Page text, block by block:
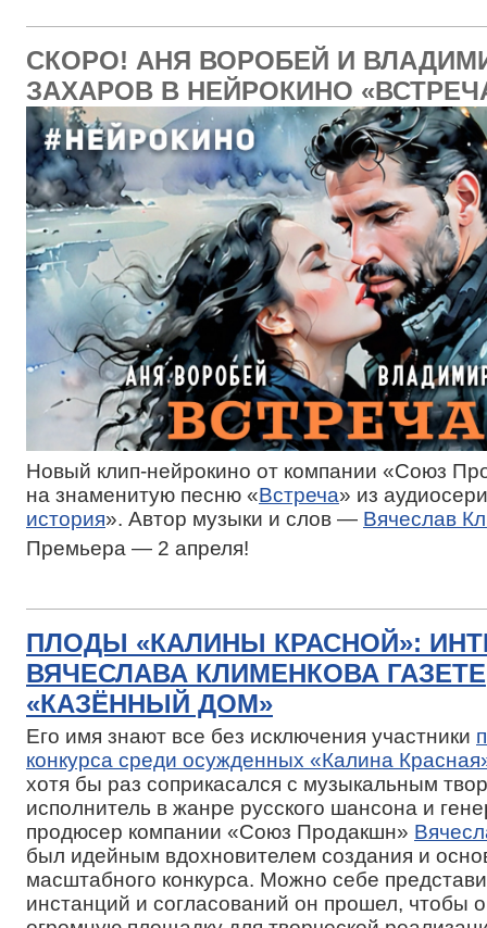
СКОРО! АНЯ ВОРОБЕЙ И
ЗАХАРОВ В НЕЙРОКИНО
Новый клип-нейрокино от компании «Союз
на знаменитую песню «Встреча» из
история». Автор музыки и слов — Вячеслав
Премьера — 2 апреля!
ПЛОДЫ «КАЛИНЫ КРАСНОЙ»:
ВЯЧЕСЛАВА КЛИМЕНКОВА ГАЗЕТЕ
«КАЗЁННЫЙ ДОМ»
Его имя знают все без исключения участники
конкурса среди осужденных «Калина
хотя бы раз соприкасался с музыкальным
исполнитель в жанре русского шансона и
продюсер компании «Союз Продакшн»
был идейным вдохновителем создания и
масштабного конкурса. Можно себе
инстанций и согласований он прошел, чтобы